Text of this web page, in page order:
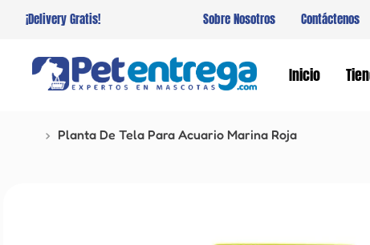
¡Delivery Gratis! Sobre Nosotros Contáctenos
Inicio
Planta De Tela Para Acuario Marina Roja